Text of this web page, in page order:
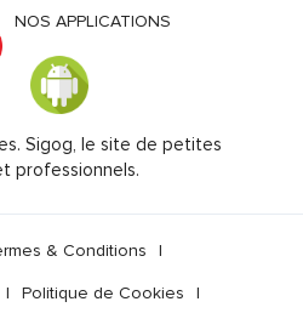
NOS APPLICATIONS
Sigog, le site de petites
professionnels.
& Conditions |
| Politique de Cookies |